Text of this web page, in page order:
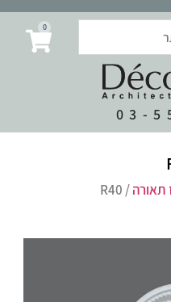
03-
0
תאורה/ R40